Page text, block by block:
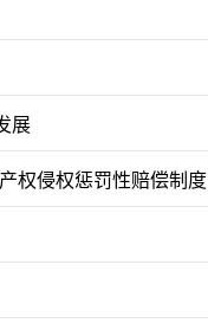
展
权侵权惩罚性赔偿制